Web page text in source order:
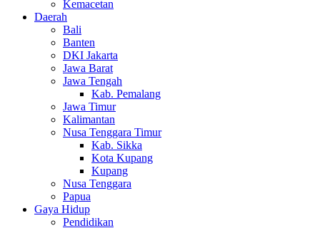
Kemacetan
Daerah
Bali
Banten
DKI Jakarta
Jawa Barat
Jawa Tengah
Kab. Pemalang
Jawa Timur
Kalimantan
Nusa Tenggara Timur
Kab. Sikka
Kota Kupang
Kupang
Nusa Tenggara
Papua
Gaya Hidup
Pendidikan